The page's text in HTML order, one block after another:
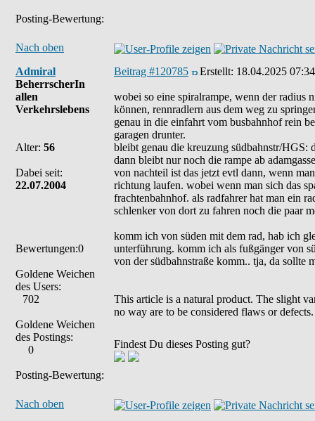
Posting-Bewertung:
Nach oben
Admiral
BeherrscherIn
allen
Verkehrslebens
Alter: 56
Dabei seit:
22.07.2004
Bewertungen:0
Goldene Weichen
des Users:
702
Goldene Weichen
des Postings:
0
Posting-Bewertung:
Beitrag #120785 Erstellt: 18.04.2025 07:34
wobei so eine spiralrampe, wenn der radius
können, rennradlern aus dem weg zu
genau in die einfahrt vom busbahnhof rein
garagen drunter.
bleibt genau die kreuzung südbahnstr/HGS:
dann bleibt nur noch die rampe ab
von nachteil ist das jetzt evtl dann, wenn
richtung laufen. wobei wenn man sich das
frachtenbahnhof. als radfahrer hat man ein
schlenker von dort zu fahren noch die paar
komm ich von süden mit dem rad, hab ich
unterführung. komm ich als fußgänger von
von der südbahnstraße komm.. tja, da sollte
This article is a natural product. The slight
no way are to be considered flaws or defects.
Findest Du dieses Posting gut?
Nach oben